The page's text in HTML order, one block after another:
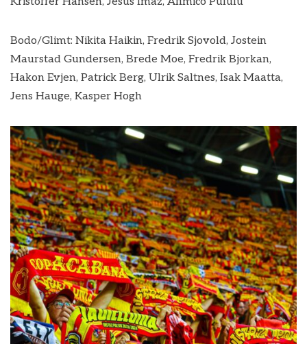
Bodo/Glimt: Nikita Haikin, Fredrik Sjovold, Jostein
Maurstad Gundersen, Brede Moe, Fredrik Bjorkan,
Hakon Evjen, Patrick Berg, Ulrik Saltnes, Isak Maatta,
Jens Hauge, Kasper Hogh